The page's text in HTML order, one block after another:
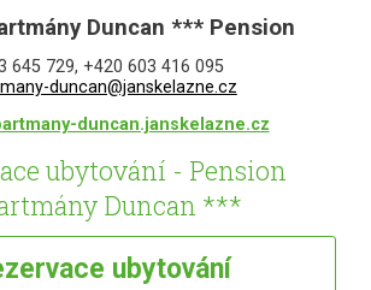
Duncan *** Pension
645 729, +420 603 416 095
duncan@janskelazne.cz
duncan.janskelazne.cz
ubytování - Pension
Duncan ***
ubytování